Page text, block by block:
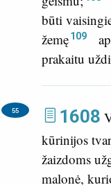
būti
žemę109
prakaitu
1608
55
kūrinijos
žaizdoms
malonė,